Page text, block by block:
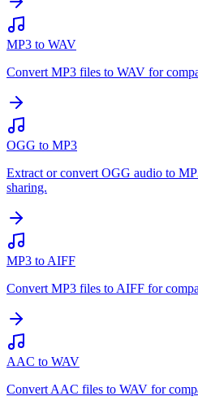
MP3 to WAV
Convert MP3 files to WAV for
OGG to MP3
Extract or convert OGG audio to
sharing.
MP3 to AIFF
Convert MP3 files to AIFF for
AAC to WAV
Convert AAC files to WAV for